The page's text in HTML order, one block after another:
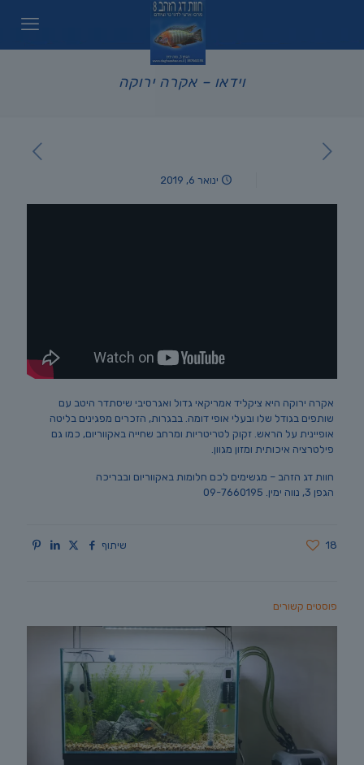
וידאו – אקרה ירוקה
ינואר 6, 2019
אקרה ירוקה היא ציקליד אמריקאי גדול ואגרסיבי שיסתדר היטב עם
שותפים בגודל שלו ובעלי אופי דומה. בבגרות, הזכרים מפגינים בליטה
אופיינית על הראש. זקוק לטריטריות ומרחב שחייה באקווריום, כמו גם
פילטרציה איכותית ומזון מגוון.
חוות דג הזהב – מגשימים לכם חלומות באקווריום ובבריכה
הגפן 3, נווה ימין. 09-7660195
שיתוף 18
פוסטים קשורים